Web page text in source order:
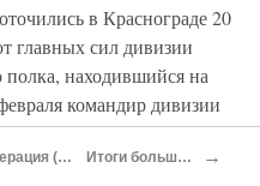
в Краснограде 20
главных сил дивизии
полка, находившийся на
командир дивизии
го танкового корпуса СС
была пройти маршем до
Харьковская наступательная операция (2 февраля — 3 марта 1943 года) Итоги большого сражения →